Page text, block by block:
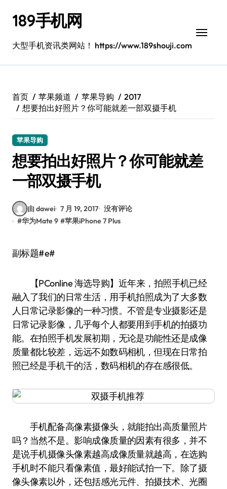
189手机网
大型手机资讯类网站！ https://www.189shouji.com
首页 苹果频道 苹果导购
2017
想要拍出好照片？你可能就差一部双摄手机
苹果导购
想要拍出好照片？你可能就差
一部双摄手机
由 dawei 7 月 19, 2017 没有评论
#华为Mate 9 #苹果iPhone 7 Plus
副标题#e#
【PConline 海选导购】近年来，拍照手机已经
融入了我们的日常生活，用手机拍照成为了大多数
人日常记录影像的一种习惯。不管是专业摄影还是
日常记录影像，几乎每个人都要用到手机的拍摄功
能。在拍照手机发展初期，无论是功能性还是成像
质量都比较差，远远不如数码相机，但现在日常拍
照已经是手机干的活，数码相机的存在感很低。
手机配备高像素摄像头，就能拍出高质量照片
吗？当然不是。影响成像质量的因素有很多，并不
是说手机摄像头像素越高成像质量就越高，在选购
手机时不能只看像素值，最好能试拍一下。除了摄
像头像素以外，还包括感光元件、拍摄技术、光圈